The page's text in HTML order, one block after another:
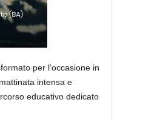
per l’occasione in
intensa e
educativo dedicato